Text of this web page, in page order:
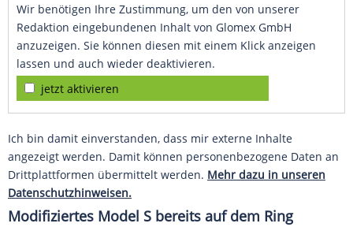
Wir benötigen Ihre Zustimmung, um den von unserer
Redaktion eingebundenen Inhalt von Glomex GmbH
anzuzeigen. Sie können diesen mit einem Klick anzeigen
lassen und auch wieder deaktivieren.
jetzt aktivieren
Ich bin damit einverstanden, dass mir externe Inhalte
angezeigt werden. Damit können personenbezogene Daten an
Drittplattformen übermittelt werden. Mehr dazu in unseren
Datenschutzhinweisen.
Modifiziertes Model S bereits auf dem Ring